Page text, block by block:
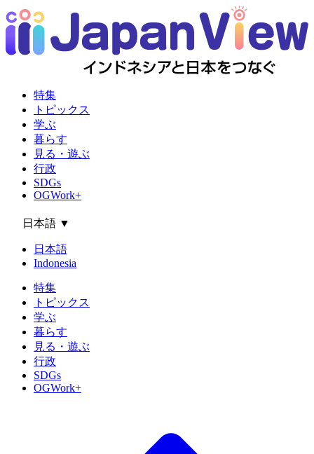
特集
トピックス
学ぶ
暮らす
見る・遊ぶ
行政
SDGs
OGWork+
日本語 ▼
日本語
Indonesia
特集
トピックス
学ぶ
暮らす
見る・遊ぶ
行政
SDGs
OGWork+